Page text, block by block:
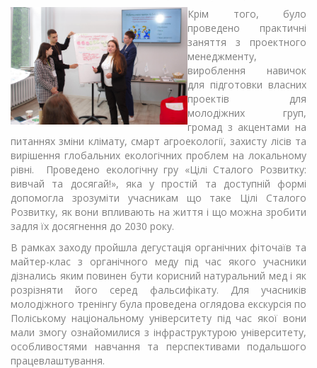
Крім того, було
проведено практичні
заняття з проектного
менеджменту,
вироблення навичок
для підготовки власних
проектів для
молодіжних груп,
громад з акцентами на
питаннях зміни клімату, смарт агроекології, захисту лісів та
вирішення глобальних екологічних проблем на локальному
рівні. Проведено екологічну гру «Цілі Сталого Розвитку:
вивчай та досягай!», яка у простій та доступній формі
допомогла зрозуміти учасникам що таке Цілі Сталого
Розвитку, як вони впливають на життя і що можна зробити
задля їх досягнення до 2030 року.
В рамках заходу пройшла дегустація органічних фіточаїв та
майтер-клас з органічного меду під час якого учасники
дізнались яким повинен бути корисний натуральний мед і як
розрізняти його серед фальсифікату. Для учасників
молодіжного тренінгу була проведена оглядова екскурсія по
Поліському національному університету під час якої вони
мали змогу ознайомилися з інфраструктурою університету,
особливостями навчання та перспективами подальшого
працевлаштування.